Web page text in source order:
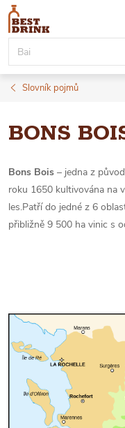
Přejít
obsah
Slovník pojmů
BONS
Bons Bois – jedna z
roku 1650 kultivována na
les.Patří do jedné z 6
přibližně 9 500 ha vinic s